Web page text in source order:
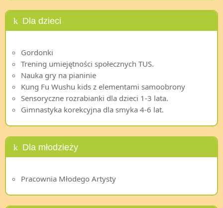
Dla dzieci
Gordonki
Trening umiejętności społecznych TUS.
Nauka gry na pianinie
Kung Fu Wushu kids z elementami samoobrony
Sensoryczne rozrabianki dla dzieci 1-3 lata.
Gimnastyka korekcyjna dla smyka 4-6 lat.
Dla młodzieży
Pracownia Młodego Artysty